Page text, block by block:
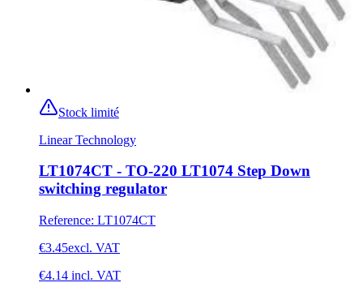
Stock limité
Linear Technology
LT1074CT - TO-220 LT1074 Step Down
switching regulator
Reference: LT1074CT
€3.45excl. VAT
€4.14 incl. VAT